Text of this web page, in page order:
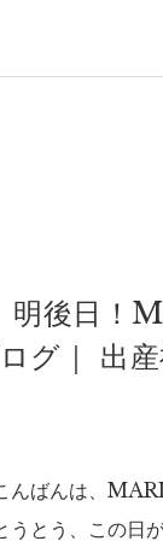
明後日
グ｜ 出
んばんは、
うとう、この日